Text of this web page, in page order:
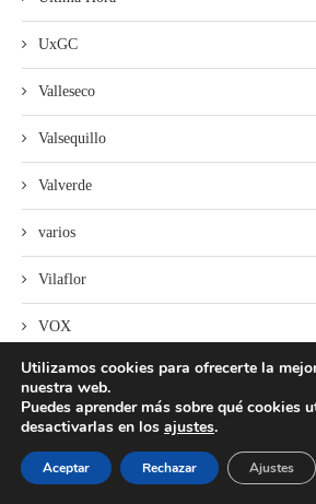
UxGC
Valleseco
Valsequillo
Valverde
varios
Vilaflor
VOX
Yaiza
Utilizamos cookies para ofrecerte la
nuestra web.
Puedes aprender más sobre qué cookies
desactivarlas en los ajustes.
Aceptar Rechazar Ajustes